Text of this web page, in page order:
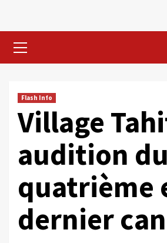
Menu
Flash Info
Village
audition du
quatrième
dernier